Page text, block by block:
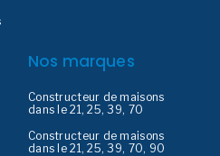
Nos marques
Constructeur de maisons
dans le 21, 25, 39, 70
Constructeur de maisons
dans le 21, 25, 39, 70, 90